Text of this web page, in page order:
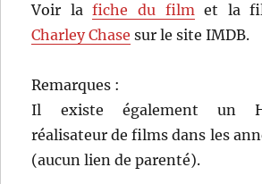
Voir lafiche du filmet la
Charley Chase sur le site IMDB.
Remarques :
Il existe également un
réalisateur de films dans les
(aucun lien de parenté).